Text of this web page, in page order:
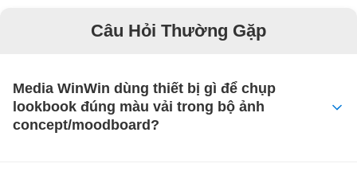
Câu Hỏi Thường Gặp
Media WinWin dùng thiết bị gì để chụp
lookbook đúng màu vải trong bộ ảnh
concept/moodboard?